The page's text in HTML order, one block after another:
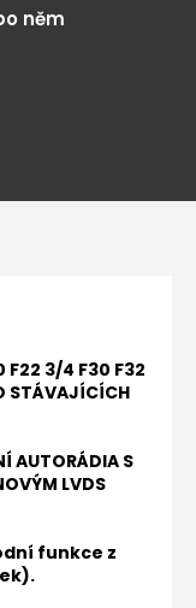
něm
F22 3/4 F30 F32
STÁVAJÍCÍCH
AUTORÁDIA S
LVDS
funkce z